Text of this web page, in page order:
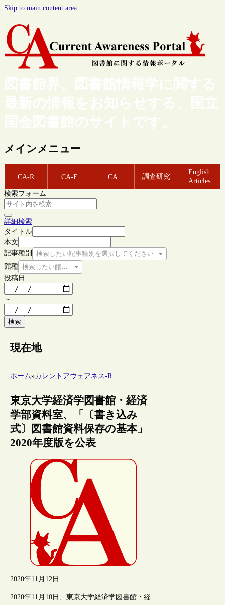
Skip to main content area
図書館界、図書館情報学に関する
最新の情報をお知らせする、国立
国会図書館のサイトです。
メインメニュー
CA-R CA-E CA 調査研究
English
Articles
検索フォーム
詳細検索
タイトル
本文
記事種別
検索したい記事種別を選択してください
館種 検索したい館種を選択してください
投稿日
～
検索
現在地
ホーム»カレントアウェアネス-R
東京大学経済学図書館・経済
学部資料室、「〔書き込み
式〕図書館資料保存の基本」
2020年度版を公表
2020年11月12日
2020年11月10日、東京大学経済学図書館・経